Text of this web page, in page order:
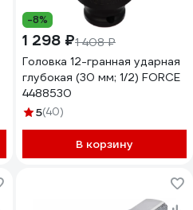
-8%
1 298 ₽1 408 ₽
Головка 12-гранная ударная
глубокая (30 мм; 1/2) FORCE
4488530
5(40)
В корзину